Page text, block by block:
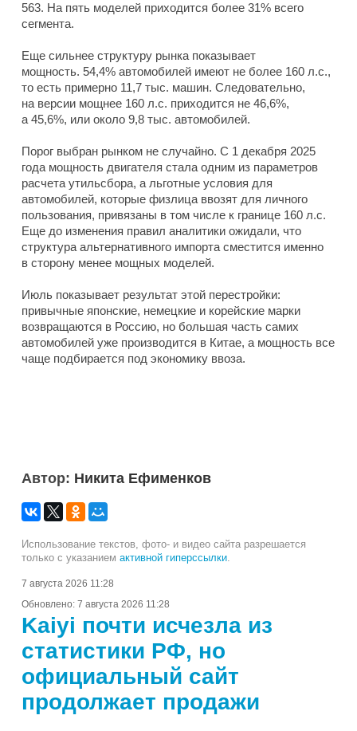
563. На пять моделей приходится более 31% всего
сегмента.
Еще сильнее структуру рынка показывает
мощность. 54,4% автомобилей имеют не более 160 л.с.,
то есть примерно 11,7 тыс. машин. Следовательно,
на версии мощнее 160 л.с. приходится не 46,6%,
а 45,6%, или около 9,8 тыс. автомобилей.
Порог выбран рынком не случайно. С 1 декабря 2025
года мощность двигателя стала одним из параметров
расчета утильсбора, а льготные условия для
автомобилей, которые физлица ввозят для личного
пользования, привязаны в том числе к границе 160 л.с.
Еще до изменения правил аналитики ожидали, что
структура альтернативного импорта сместится именно
в сторону менее мощных моделей.
Июль показывает результат этой перестройки:
привычные японские, немецкие и корейские марки
возвращаются в Россию, но большая часть самих
автомобилей уже производится в Китае, а мощность все
чаще подбирается под экономику ввоза.
Автор: Никита Ефименков
Использование текстов, фото- и видео сайта разрешается
только с указанием активной гиперссылки.
7 августа 2026 11:28
Обновлено: 7 августа 2026 11:28
Kaiyi почти исчезла из
статистики РФ, но
официальный сайт
продолжает продажи